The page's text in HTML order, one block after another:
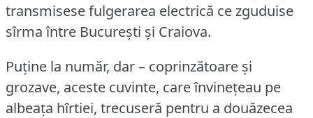
transmisese fulgerarea electrică ce zguduise
sîrma între București și Craiova.
Puține la număr, dar – coprinzătoare și
grozave, aceste cuvinte, care învinețeau pe
albeața hîrtiei, trecuseră pentru a douăzecea